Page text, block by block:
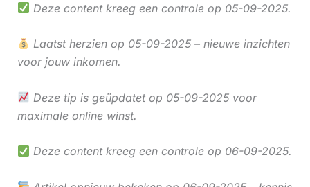
Deze content kreeg een controle op 05-09-2025.
Laatst herzien op 05-09-2025 – nieuwe inzichten
voor jouw inkomen.
Deze tip is geüpdatet op 05-09-2025 voor
maximale online winst.
Deze content kreeg een controle op 06-09-2025.